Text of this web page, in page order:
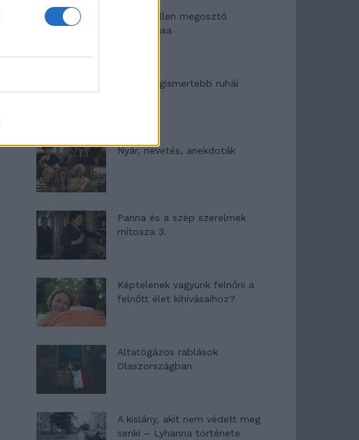
Woody Allen megosztó
zsenialitása
A világ legismertebb ruhái
Nyár, nevetés, anekdoták
Panna és a szép szerelmek
mítosza 3.
Képtelenek vagyunk felnőni a
felnőtt élet kihívásaihoz?
Altatógázos rablások
Olaszországban
A kislány, akit nem védett meg
senki – Lyhanna története